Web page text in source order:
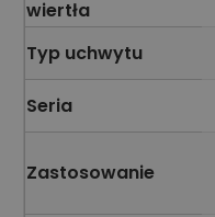
wiertła
Typ uchwytu
Seria
Zastosowanie